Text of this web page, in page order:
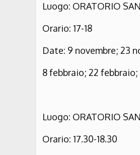
Luogo: ORATORIO
Orario: 17-18
Date: 9 novembre; 23
8 febbraio; 22
Luogo: ORATORIO
Orario: 17.30-18.30